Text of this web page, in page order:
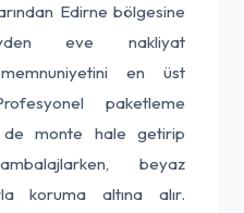
Edirne bölgesine
eve nakliyat
en üst
paketleme
de monte hale getirip
beyaz
koruma altına alır.